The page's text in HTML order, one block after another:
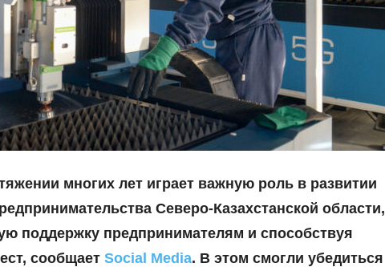
многих лет играет важную роль в развитии
Северо-Казахстанской области,
поддержку предпринимателям и способствуя
сообщает Social Media. В этом смогли убедиться